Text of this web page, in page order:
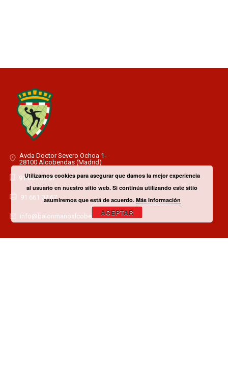
Avda Doctor Severo Ochoa 1-
28100 Alcobendas (Madrid)
91 661 07 67
91 661 07 67
info@balonmanoalcobendas.es
Utilizamos cookies para asegurar que damos la mejor experiencia
al usuario en nuestro sitio web. Si continúa utilizando este sitio
asumiremos que está de acuerdo. Más Información
ACEPTAR